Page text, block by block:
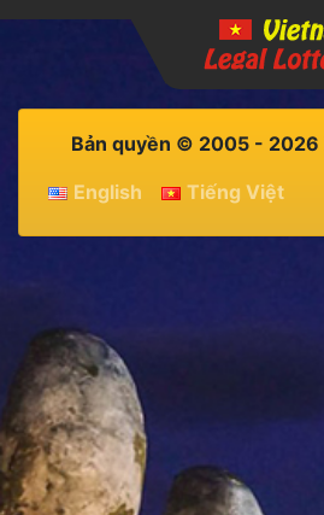
Bản quyền © 2005 - 2026
English
Tiếng Việt